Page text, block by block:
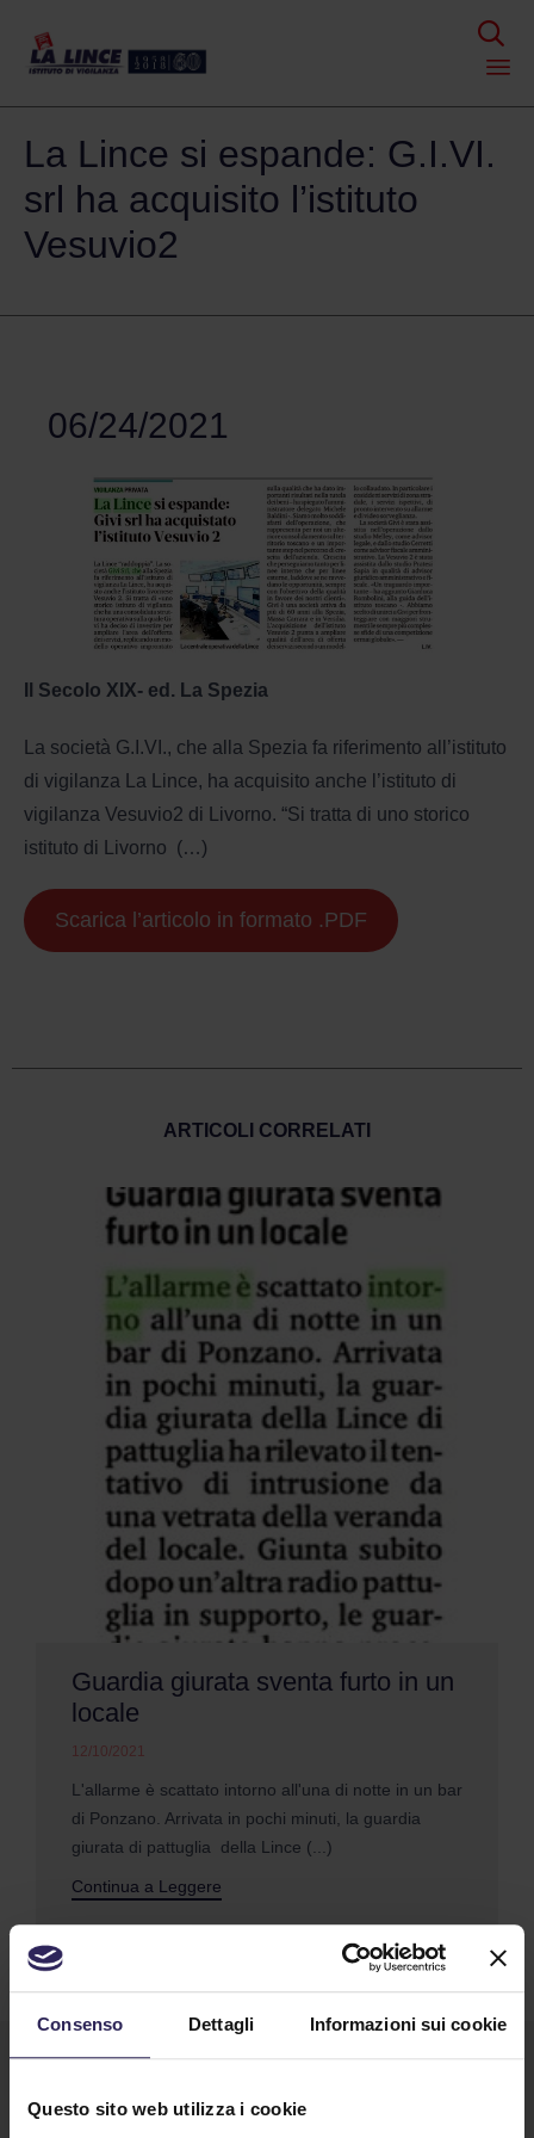
Consenso Dettagli Informazioni sui cookie
Questo sito web utilizza i cookie

to
La Lince si espande: G.I.VI.
srl ha acquisito l’istituto
Vesuvio2
06/24/2021
Il Secolo XIX- ed. La Spezia
La società G.I.VI., che alla Spezia fa riferimento all’istituto
di vigilanza La Lince, ha acquisito anche l’istituto di
vigilanza Vesuvio2 di Livorno. “Si tratta di uno storico
istituto di Livorno (…)
Scarica l’articolo in formato .PDF
ARTICOLI CORRELATI
Guardia giurata sventa furto in un
locale
12/10/2021
L'allarme è scattato intorno all'una di notte in un bar
di Ponzano. Arrivata in pochi minuti, la guardia
giurata di pattuglia della Lince (...)
Continua a Leggere